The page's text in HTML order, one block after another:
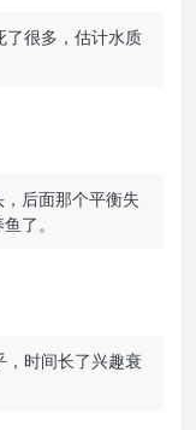
了很多，估计水质
后面那个平衡失
了。
，时间长了兴趣衰